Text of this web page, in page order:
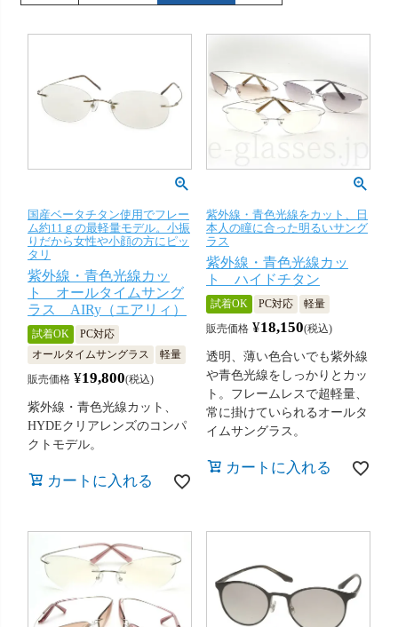
国産ベータチタン使用でフレー
ム約11ｇの最軽量モデル。小振
りだから女性や小顔の方にピッ
タリ
紫外線・青色光線カッ
ト オールタイムサング
ラス AIRy（エアリィ）
試着OK
PC対応
オールタイムサングラス
軽量
販売価格 ¥19,800 税込
紫外線・青色光線カット、
HYDEクリアレンズのコンパ
クトモデル。
カートに入れる
紫外線・青色光線をカット、日
本人の瞳に合った明るいサング
ラス
紫外線・青色光線カッ
ト ハイドチタン
試着OK PC対応
軽量
販売価格 ¥18,150 税込
透明、薄い色合いでも紫外線
や青色光線をしっかりとカッ
ト。フレームレスで超軽量、
常に掛けていられるオールタ
イムサングラス。
カートに入れる